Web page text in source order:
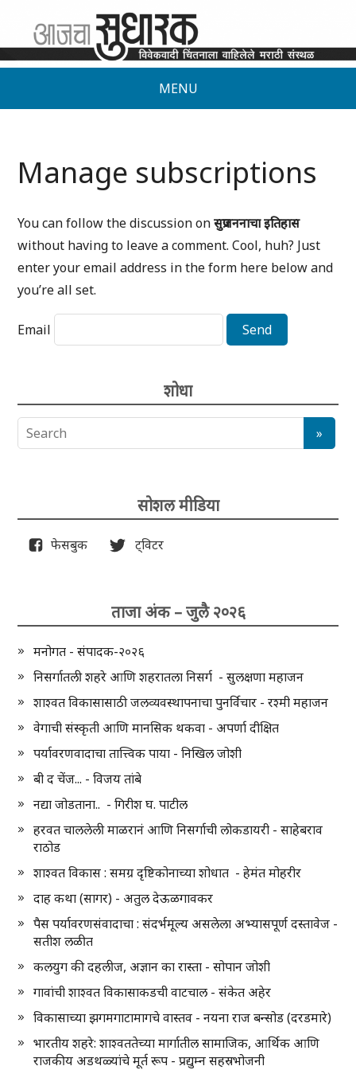
MENU
Manage subscriptions
You can follow the discussion onसुप्रजननाचा इतिहास
without having to leave a comment. Cool, huh? Just
enter your email address in the form here below and
you’re all set.
Email
शोधा
सोशल मीडिया
फेसबुक ट्विटर
ताजा अंक – जुलै २०२६
मनोगत - संपादक-२०२६
निसर्गातली शहरे आणि शहरातला निसर्ग - सुलक्षणा महाजन
शाश्वत विकासासाठी जलव्यवस्थापनाचा पुनर्विचार - रश्मी महाजन
वेगाची संस्कृती आणि मानसिक थकवा - अपर्णा दीक्षित
पर्यावरणवादाचा तात्त्विक पाया - निखिल जोशी
बी द चेंज... - विजय तांबे
नद्या जोडताना.. - गिरीश घ. पाटील
हरवत चाललेली माळरानं आणि निसर्गाची लोकडायरी - साहेबराव
राठोड
शाश्वत विकास : समग्र दृष्टिकोनाच्या शोधात - हेमंत मोहरीर
दाह कथा (सागर) - अतुल देऊळगावकर
पैस पर्यावरणसंवादाचा : संदर्भमूल्य असलेला अभ्यासपूर्ण दस्तावेज -
सतीश लळीत
कलयुग की दहलीज, अज्ञान का रास्ता - सोपान जोशी
गावांची शाश्वत विकासाकडची वाटचाल - संकेत अहेर
विकासाच्या झगमगाटामागचे वास्तव - नयना राज बन्सोड (दरडमारे)
भारतीय शहरे: शाश्वततेच्या मार्गातील सामाजिक, आर्थिक आणि
राजकीय अडथळ्यांचे मूर्त रूप - प्रद्युम्न सहस्रभोजनी